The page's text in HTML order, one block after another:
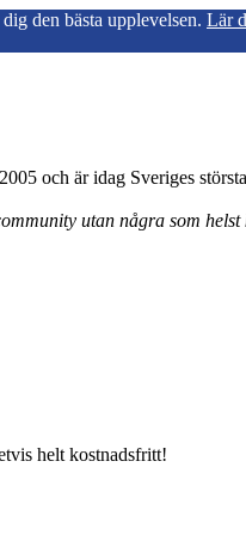
den bästa upplevelsen. Lär
och är idag Sveriges
utan några som
helt kostnadsfritt!